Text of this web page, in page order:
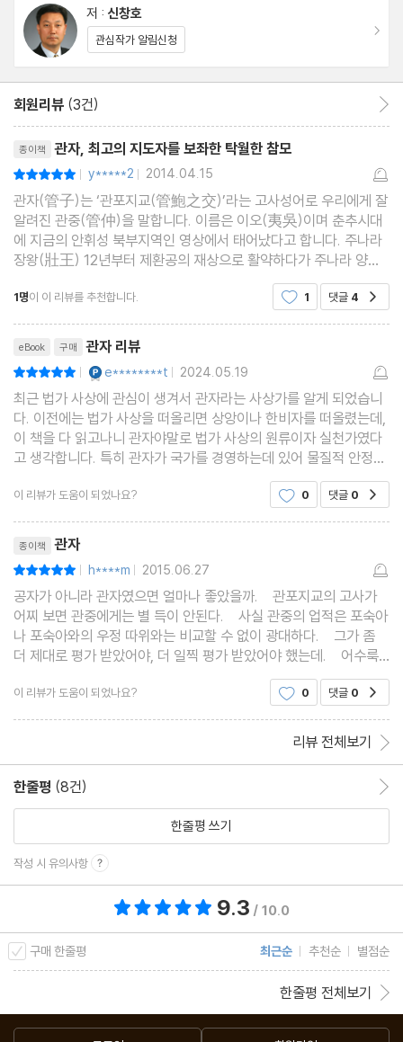
저 : 신창호
관심작가 알림신청
회원리뷰 (3건)
종이책 관자, 최고의 지도자를 보좌한 탁월한 참모
| y*****2 | 2014.04.15
관자(管子)는 ‘관포지교(管鮑之交)’라는 고사성어로 우리에게 잘
알려진 관중(管仲)을 말합니다. 이름은 이오(夷吳)이며 춘추시대
에 지금의 안휘성 북부지역인 영상에서 태어났다고 합니다. 주나라
장왕(壯王) 12년부터 제환공의 재상으로 활약하다가 주나라 양왕
(襄王) 7년에 죽었다고 하여 기원전 725년에서 기원전 645년경
까지 생존한 인물로 추정하고 있습니다. 그러니까 공자나
1명이 이 리뷰를 추천합니다. 1 댓글 4
eBook 구매 관자 리뷰
| e********t | 2024.05.19
최근 법가 사상에 관심이 생겨서 관자라는 사상가를 알게 되었습니
다. 이전에는 법가 사상을 떠올리면 상앙이나 한비자를 떠올렸는데,
이 책을 다 읽고나니 관자야말로 법가 사상의 원류이자 실천가였다
고 생각합니다. 특히 관자가 국가를 경영하는데 있어 물질적 안정성
을 우선시한 다음에, 각종 제도를 정비한 점이 매우 흥미로웠습니다.
특히 이웃나라와의 섣부른 전쟁을 경계하고 내
이 리뷰가 도움이 되었나요? 0 댓글 0
종이책 관자
| h****m | 2015.06.27
공자가 아니라 관자였으면 얼마나 좋았을까. 관포지교의 고사가
어찌 보면 관중에게는 별 득이 안된다. 사실 관중의 업적은 포숙아
나 포숙아와의 우정 따위와는 비교할 수 없이 광대하다. 그가 좀
더 제대로 평가 받았어야, 더 일찍 평가 받았어야 했는데. 어수룩
하고 객관성을 잃고 자기 기분에 취한 여타의 제자백가와는 궤를 달
리 한다. 관자는 원래 아
이 리뷰가 도움이 되었나요? 0 댓글 0
리뷰 전체보기
한줄평 (8건)
한줄평 쓰기
작성 시 유의사항
9.3 / 10.0
구매 한줄평 최근순 추천순 별점순
한줄평 전체보기